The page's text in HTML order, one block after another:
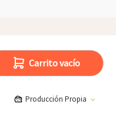
Carrito vacío
Producción Propia